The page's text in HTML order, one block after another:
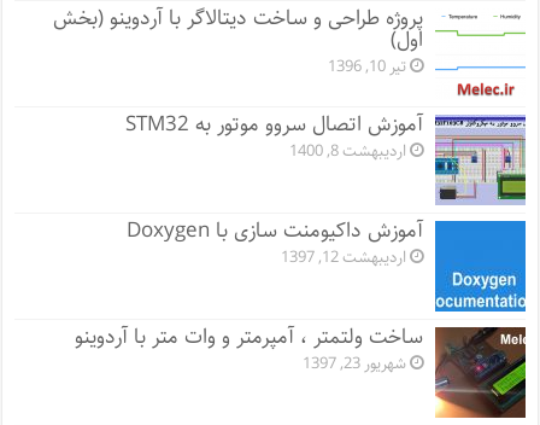
پروژه طراحی و ساخت دیتالاگر با آردوینو (بخش
اول)
تیر 10, 1396
آموزش اتصال سروو موتور به STM32
اردیبهشت 8, 1400
آموزش داکیومنت سازی با Doxygen
اردیبهشت 12, 1397
ساخت ولتمتر ، آمپرمتر و وات متر با آردوینو
شهریور 23, 1397